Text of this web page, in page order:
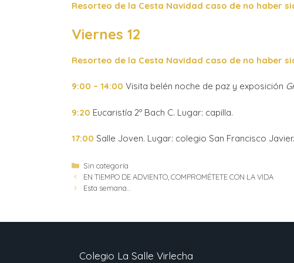
Resorteo de la Cesta Navidad caso de no haber
Viernes 12
Resorteo de la Cesta Navidad caso de no haber
9:00 – 14:00 Visita belén noche de paz y exposición
9:20 Eucaristía 2º Bach C. Lugar: capilla.
17:00 Salle Joven. Lugar: colegio San Francisco Javier.
Sin categoría
EN TIEMPO DE ADVIENTO, COMPROMÉTETE CON LA VIDA
Esta semana…
Colegio La Salle Virlecha